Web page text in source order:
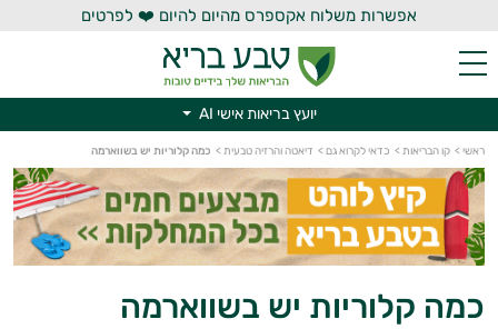
אפשרות משלוח אקספרס מהיום להיום ❤️ לפרטים
יועץ בריאות אישי AI
ראשי > קו הבריאות > כדאי לקרוא גם > דיאטה והרזיה טבעית > כמה קלוריות יש בשווארמה
כמה קלוריות יש בשווארמה
יועץ בריאות אישי AI